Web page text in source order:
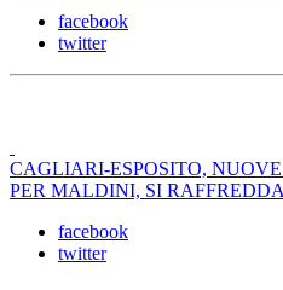
facebook
twitter
CAGLIARI-ESPOSITO,
PER MALDINI, SI
facebook
twitter